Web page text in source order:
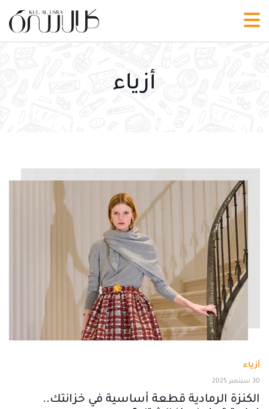
أزياء
أزياء
30 سبتمبر 2025
الكنزة الرمادية قطعة أساسية في خزانتك..